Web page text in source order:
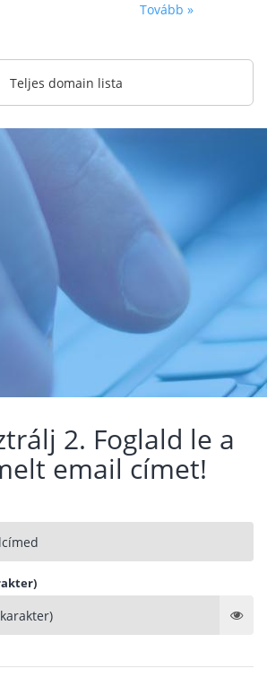
Tovább »
Teljes domain lista
2. Foglald le a
email címet!